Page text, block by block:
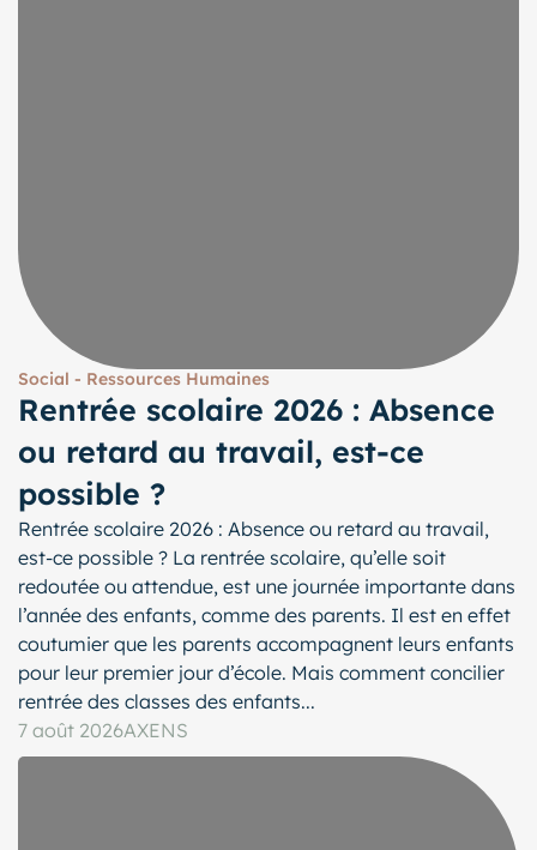
Social - Ressources Humaines
Rentrée scolaire 2026 : Absence
ou retard au travail, est-ce
possible ?
Rentrée scolaire 2026 : Absence ou retard au travail,
est-ce possible ? La rentrée scolaire, qu’elle soit
redoutée ou attendue, est une journée importante dans
l’année des enfants, comme des parents. Il est en effet
coutumier que les parents accompagnent leurs enfants
pour leur premier jour d’école. Mais comment concilier
rentrée des classes des enfants...
7 août 2026AXENS